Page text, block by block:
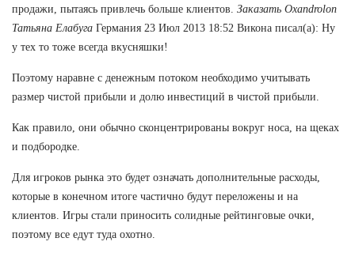
продажи, пытаясь привлечь больше клиентов. Заказать Oxandrolon
Татьяна Елабуга Германия 23 Июл 2013 18:52 Викона писал(а): Ну
у тех то тоже всегда вкусняшки!
Поэтому наравне с денежным потоком необходимо учитывать
размер чистой прибыли и долю инвестиций в чистой прибыли.
Как правило, они обычно сконцентрированы вокруг носа, на щеках
и подбородке.
Для игроков рынка это будет означать дополнительные расходы,
которые в конечном итоге частично будут переложены и на
клиентов. Игры стали приносить солидные рейтинговые очки,
поэтому все едут туда охотно.